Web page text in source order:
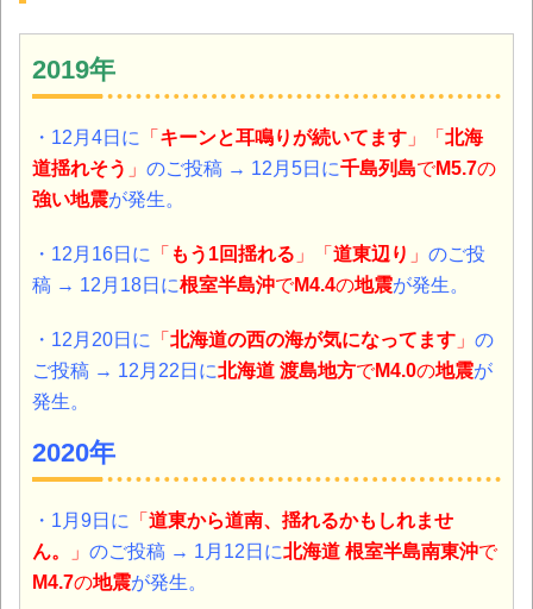
2019年
・12月4日に 「 キーンと耳鳴りが続いてます 」「 北海
道揺れそう 」 のご投稿 → 12月5日に千島列島でM5.7の
強い地震が発生。
・12月16日に 「 もう1回揺れる 」「 道東辺り 」 のご投
稿 → 12月18日に根室半島沖でM4.4の地震が発生。
・12月20日に 「 北海道の西の海が気になってます 」 の
ご投稿 → 12月22日に北海道 渡島地方でM4.0の地震が
発生。
2020年
・1月9日に 「 道東から道南、揺れるかもしれませ
ん。
」 のご投稿 → 1月12日に北海道 根室半島南東沖で
M4.7の地震が発生。